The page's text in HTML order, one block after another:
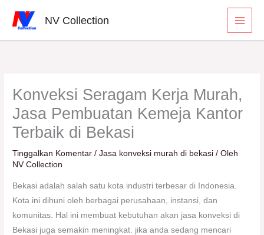
NV Collection
Konveksi Seragam Kerja Murah,
Jasa Pembuatan Kemeja Kantor
Terbaik di Bekasi
Tinggalkan Komentar /Jasa konveksi murah di bekasi / Oleh
NV Collection
Bekasi adalah salah satu kota industri terbesar di Indonesia.
Kota ini dihuni oleh berbagai perusahaan, instansi, dan
komunitas. Hal ini membuat kebutuhan akan jasa konveksi di
Bekasi juga semakin meningkat. jika anda sedang mencari